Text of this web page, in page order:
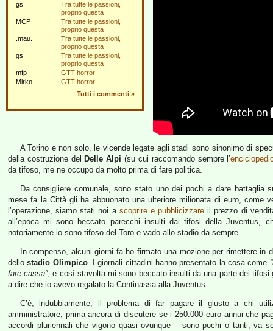
gs
Tra tutte le passioni,
proprio questa
MCP
Tra tutte le passioni,
proprio questa
.mau.
Tra tutte le passioni,
proprio questa
gs
Tra tutte le passioni,
proprio questa
mfp
GTT horror
Mirko
GTT horror
Tutti i commenti »
A Torino e non solo, le vicende legate agli stadi sono sinonimo di
della costruzione del Delle Alpi (su cui raccomando sempre l’
da tifoso, me ne occupo da molto prima di fare politica.
Da consigliere comunale, sono stato uno dei pochi a dare battaglia
mese fa la Città gli ha abbuonato una ulteriore milionata di euro, come
l’operazione, siamo stati noi a scoprire e pubblicizzare il prezzo di
all’epoca mi sono beccato parecchi insulti dai tifosi della Juventus,
notoriamente io sono tifoso del Toro e vado allo stadio da sempre.
In compenso, alcuni giorni fa ho firmato una mozione per rimettere
dellostadio Olimpico. I giornali cittadini hanno presentato la cosa come
fare cassa”, e così stavolta mi sono beccato insulti da una parte dei
a dire che io avevo regalato la Continassa alla Juventus…
C’è, indubbiamente, il problema di far pagare il giusto a chi
amministratore; prima ancora di discutere se i 250.000 euro annui che
accordi pluriennali che vigono quasi ovunque – sono pochi o tanti, va